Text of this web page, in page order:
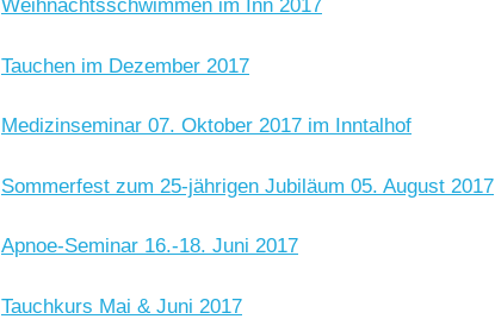
Weihnachtsschwimmen im Inn 2017
Tauchen im Dezember 2017
Medizinseminar 07. Oktober 2017 im Inntalhof
Sommerfest zum 25-jährigen Jubiläum 05. August 2017
Apnoe-Seminar 16.-18. Juni 2017
Tauchkurs Mai & Juni 2017